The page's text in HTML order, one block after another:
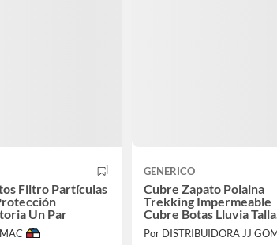
Filtro Partículas
Un Par
GENERICO
Cubre Zapato Polaina
Trekking Impermeable
Cubre Botas Lluvia Talla
XXL